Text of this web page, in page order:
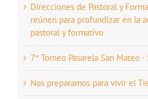
Direcciones de Pastoral y
reúnen para profundizar en la
pastoral y formativo
7° Torneo Pasarela San Mateo
Nos preparamos para vivir el